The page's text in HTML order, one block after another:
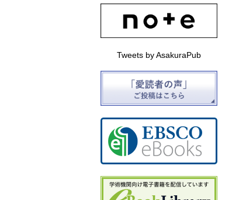
Tweets by AsakuraPub